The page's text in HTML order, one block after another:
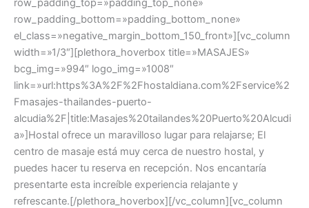
row_padding_top=»padding_top_none»
row_padding_bottom=»padding_bottom_none»
el_class=»negative_margin_bottom_150_front»][vc_column
width=»1/3″][plethora_hoverbox title=»MASAJES»
bcg_img=»994″ logo_img=»1008″
link=»url:https%3A%2F%2Fhostaldiana.com%2Fservice%2
Fmasajes-thailandes-puerto-
alcudia%2F|title:Masajes%20tailandes%20Puerto%20Alcudi
a»]Hostal ofrece un maravilloso lugar para relajarse; El
centro de masaje está muy cerca de nuestro hostal, y
puedes hacer tu reserva en recepción. Nos encantaría
presentarte esta increíble experiencia relajante y
refrescante.[/plethora_hoverbox][/vc_column][vc_column